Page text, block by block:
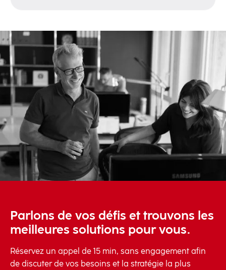
Parlons de vos défis et trouvons les
meilleures solutions pour vous.
Réservez un appel de 15 min, sans engagement afin
de discuter de vos besoins et la stratégie la plus